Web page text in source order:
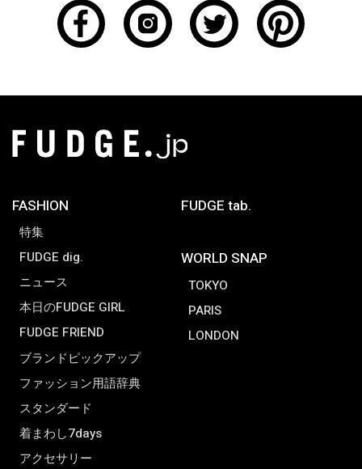
FASHION
特集
FUDGE dig.
ニュース
本日のFUDGE GIRL
FUDGE FRIEND
ブランドピックアップ
ファッション用語辞典
スタンダード
着まわし7days
アクセサリー
FUDGE tab.
WORLD SNAP
TOKYO
PARIS
LONDON